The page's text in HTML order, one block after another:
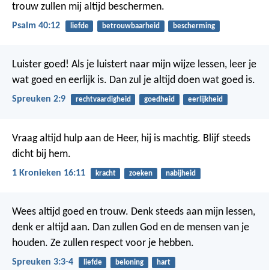
trouw zullen mij altijd beschermen.
Psalm 40:12 liefde betrouwbaarheid bescherming
Luister goed! Als je luistert naar mijn wijze lessen, leer je
wat goed en eerlijk is. Dan zul je altijd doen wat goed is.
Spreuken 2:9 rechtvaardigheid goedheid eerlijkheid
Vraag altijd hulp aan de Heer, hij is machtig. Blijf steeds
dicht bij hem.
1 Kronieken 16:11 kracht zoeken nabijheid
Wees altijd goed en trouw. Denk steeds aan mijn lessen,
denk er altijd aan. Dan zullen God en de mensen van je
houden. Ze zullen respect voor je hebben.
Spreuken 3:3-4 liefde beloning hart